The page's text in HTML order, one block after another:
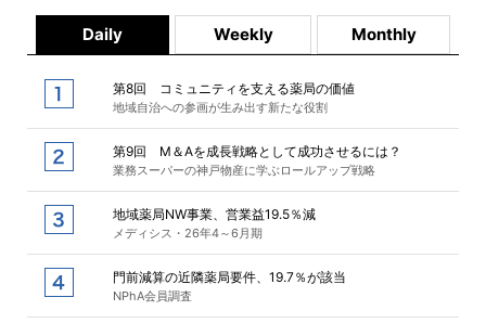
Daily Weekly Monthly
第8回 コミュニティを支える薬局の価値
地域自治への参画が生み出す新たな役割
第9回 M＆Aを成長戦略として成功させるには？
業務スーパーの神戸物産に学ぶロールアップ戦略
地域薬局NW事業、営業益19.5％減
メディシス・26年4～6月期
門前減算の近隣薬局要件、19.7％が該当
NPhA会員調査